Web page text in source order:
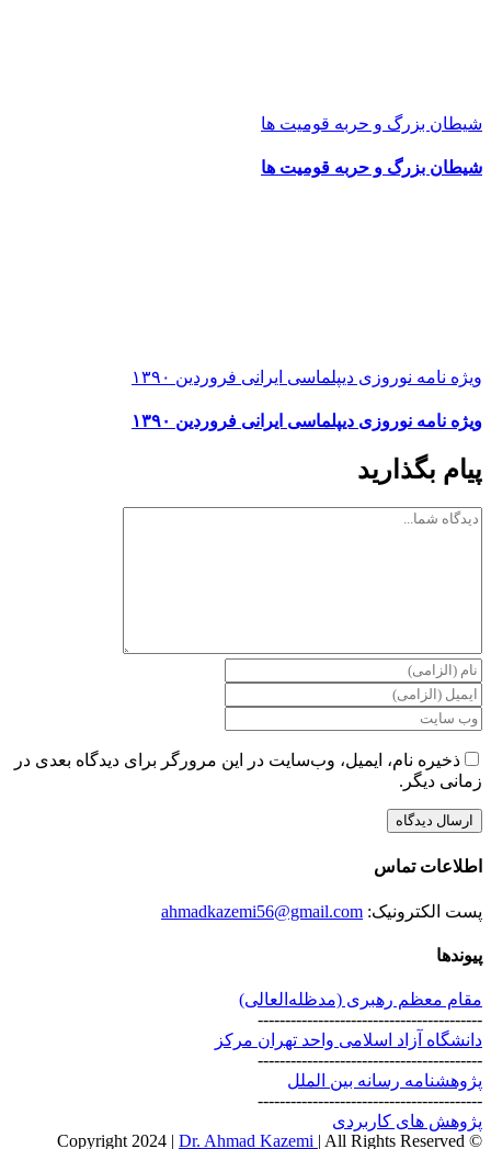
شیطان بزرگ و حربه قومیت ها
شیطان بزرگ و حربه قومیت ها
ویژه نامه نوروزی دیپلماسی ایرانی فروردین ۱۳۹۰
ویژه نامه نوروزی دیپلماسی ایرانی فروردین ۱۳۹۰
پیام بگذارید
دیدگاه
ذخیره نام، ایمیل، وب‌سایت در این مرورگر برای دیدگاه بعدی در
زمانی دیگر.
اطلاعات تماس
پست الکترونیک: ahmadkazemi56@gmail.com
پیوندها
مقام معظم رهبری (مد‌ظله‌العالی)
-----------------------------------------
دانشگاه آزاد اسلامی واحد تهران مرکز
-----------------------------------------
پژوهشنامه رسانه بین الملل
-----------------------------------------
پژوهش های کاربردی
© Copyright 2024 |
Dr. Ahmad Kazemi | All Rights Reserved